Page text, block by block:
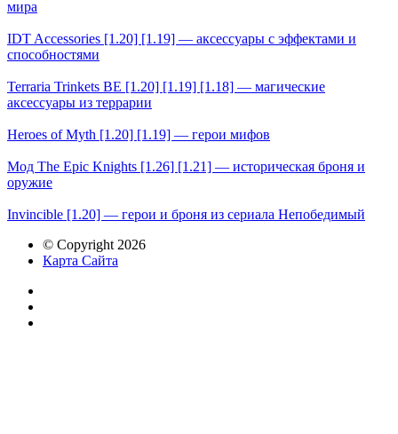
мира
IDT Accessories [1.20] [1.19] — аксессуары с эффектами и
способностями
Terraria Trinkets BE [1.20] [1.19] [1.18] — магические
аксессуары из террарии
Heroes of Myth [1.20] [1.19] — герои мифов
Мод The Epic Knights [1.26] [1.21] — историческая броня и
оружие
Invincible [1.20] — герои и броня из сериала Непобедимый
© Copyright 2026
Карта Сайта